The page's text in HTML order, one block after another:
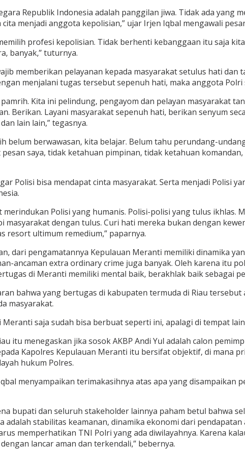
Republik Indonesia adalah panggilan jiwa. Tidak ada yang
menjadi anggota kepolisian,” ujar Irjen Iqbal mengawali
profesi kepolisian. Tidak berhenti kebanggaan itu saja
banyak,” tuturnya.
memberikan pelayanan kepada masyarakat setulus hati
menjalani tugas tersebut sepenuh hati, maka anggota
Kita ini pelindung, pengayom dan pelayan masyarakat
Berikan. Layani masyarakat sepenuh hati, berikan senyum
lain lain,” tegasnya.
belum berwawasan, kita belajar. Belum tahu perundang-
saya, tidak ketahuan pimpinan, tidak ketahuan
Polisi bisa mendapat cinta masyarakat. Serta menjadi Polisi
merindukan Polisi yang humanis. Polisi-polisi yang tulus
masyarakat dengan tulus. Curi hati mereka bukan dengan
resort ultimum remedium,” paparnya.
dari pengamatannya Kepulauan Meranti memiliki dinamika
ancaman extra ordinary crime juga banyak. Oleh karena itu
di Meranti memiliki mental baik, berakhlak baik sebagai
bahwa yang bertugas di kabupaten termuda di Riau
masyarakat.
saja sudah bisa berbuat seperti ini, apalagi di tempat
itu menegaskan jika sosok AKBP Andi Yul adalah calon
Kapolres Kepulauan Meranti itu bersifat objektif, di mana
hukum Polres.
menyampaikan terimakasihnya atas apa yang disampaikan
bupati dan seluruh stakeholder lainnya paham betul bahwa
adalah stabilitas keamanan, dinamika ekonomi dari
memperhatikan TNI Polri yang ada diwilayahnya. Karena
lancar aman dan terkendali,” bebernya.